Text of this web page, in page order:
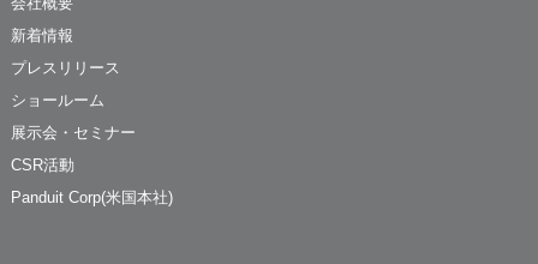
新着情報
プレスリリース
ショールーム
展示会・セミナー
CSR活動
Panduit Corp(米国本社)